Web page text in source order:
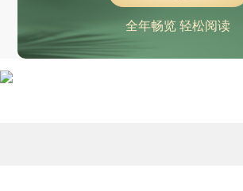
全年畅览 轻松阅读